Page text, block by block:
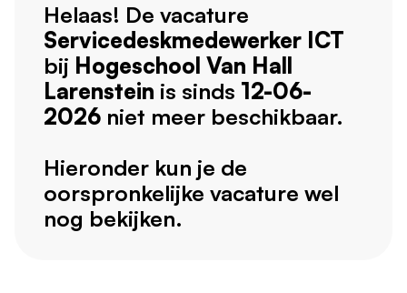
Helaas! De vacature
Servicedeskmedewerker ICT
bij Hogeschool Van Hall
Larenstein is sinds 12-06-
2026 niet meer beschikbaar.
Hieronder kun je de
oorspronkelijke vacature wel
nog bekijken.